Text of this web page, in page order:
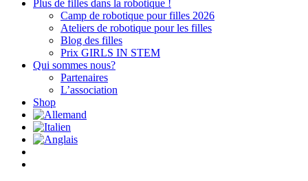
Plus de filles dans la robotique !
Camp de robotique pour filles 2026
Ateliers de robotique pour les filles
Blog des filles
Prix GIRLS IN STEM
Qui sommes nous?
Partenaires
L’association
Shop